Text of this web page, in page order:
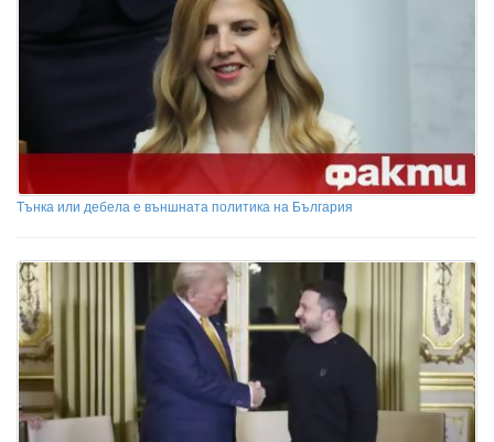
Тънка или дебела е външната политика на България